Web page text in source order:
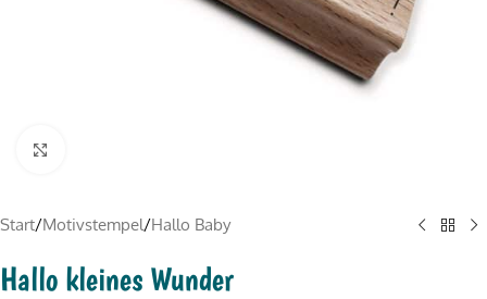
Start/Motivstempel/Hallo Baby
Hallo kleines Wunder